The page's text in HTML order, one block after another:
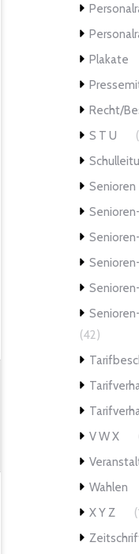
Plakate
Recht/
S T U
Senioren
(42)
V W X
Wahlen
X Y Z